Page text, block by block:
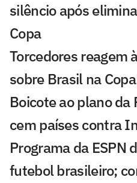
silêncio após
Copa
Torcedores reagem
sobre Brasil na
Boicote ao plano da
cem países contra
Programa da ESPN
futebol brasileiro;